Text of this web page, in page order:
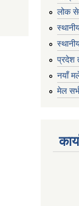
लोक
प्रदेश
नयाँ
मेल